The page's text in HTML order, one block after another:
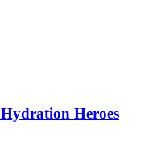
Hydration Heroes